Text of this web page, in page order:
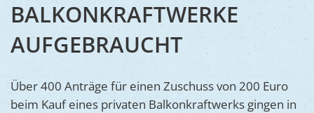
Ukraine
BALKONKRAFTWERKE
AUFGEBRAUCHT
Über 400 Anträge für einen Zuschuss von 200 Euro
beim Kauf eines privaten Balkonkraftwerks gingen in